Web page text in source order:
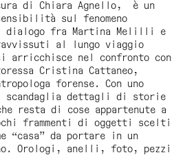
di Chiara Agnello, è un
sul fenomeno
dialogo fra Martina Melilli e
al lungo viaggio
arricchisce nel confronto con
Cristina Cattaneo,
forense. Con uno
scandaglia dettagli di storie
resta di cose appartenute a
frammenti di oggetti scelti
“casa” da portare in un
Orologi, anelli, foto, pezzi